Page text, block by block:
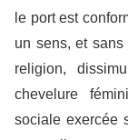
le port est
un sens, et
religion,
chevelure
sociale exercée